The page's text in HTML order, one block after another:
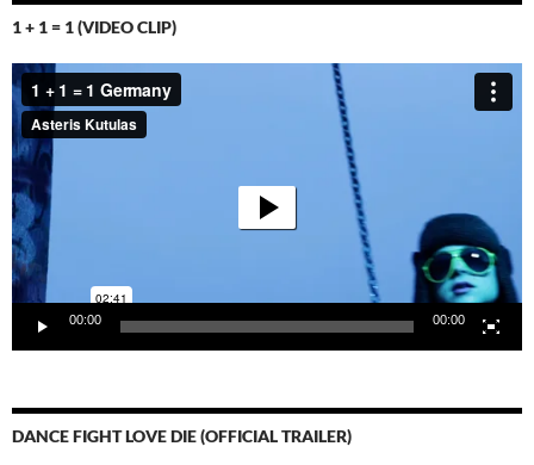
1 + 1 = 1 (VIDEO CLIP)
Video-
Player
00:00 00:00
DANCE FIGHT LOVE DIE (OFFICIAL TRAILER)